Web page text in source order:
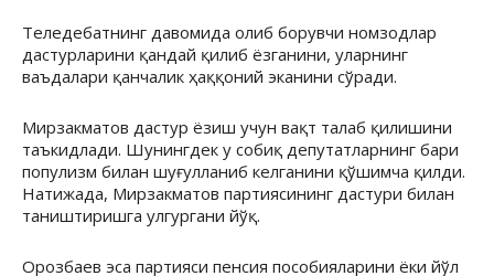
Теледебатнинг давомида олиб борувчи номзодлар
дастурларини қандай қилиб ёзганини, уларнинг
ваъдалари қанчалик ҳаққоний эканини сўради.
Мирзакматов дастур ёзиш учун вақт талаб қилишини
таъкидлади. Шунингдек у собиқ депутатларнинг бари
популизм билан шуғулланиб келганини қўшимча қилди.
Натижада, Мирзакматов партиясининг дастури билан
таништиришга улгургани йўқ.
Орозбаев эса партияси пенсия пособияларини ёки йўл